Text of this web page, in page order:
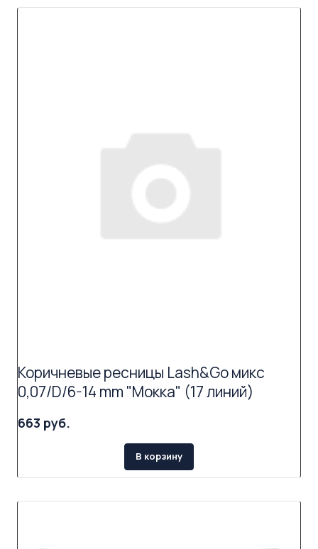
Коричневые ресницы Lash&Go микс
0,07/D/6-14 mm "Мокка" (17 линий)
663 руб.
В корзину